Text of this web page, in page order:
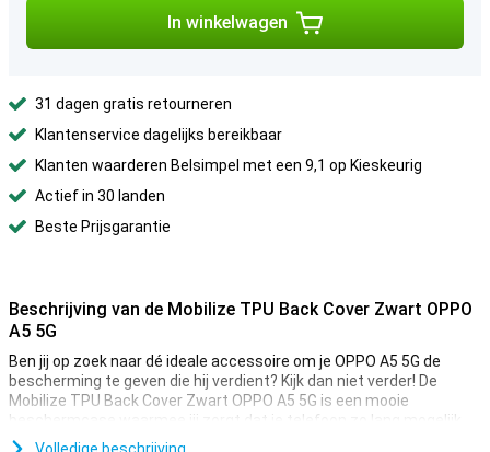
In winkelwagen
31 dagen gratis retourneren
Klantenservice dagelijks bereikbaar
Klanten waarderen Belsimpel met een 9,1 op Kieskeurig
Actief in 30 landen
Beste Prijsgarantie
Beschrijving van de Mobilize TPU Back Cover Zwart OPPO
A5 5G
Ben jij op zoek naar dé ideale accessoire om je OPPO A5 5G de
bescherming te geven die hij verdient? Kijk dan niet verder! De
Mobilize TPU Back Cover Zwart OPPO A5 5G is een mooie
beschermcase waarmee jij zorgt dat je telefoon zo lang mogelijk
mee gaat.